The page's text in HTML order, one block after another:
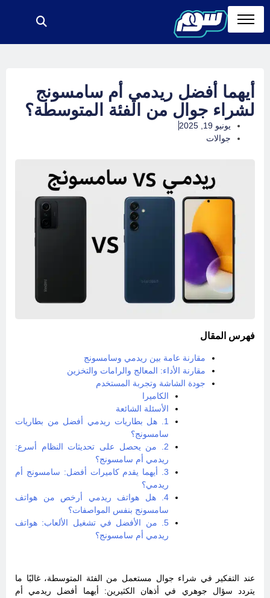
أيهما أفضل ريدمي أم سامسونج
لشراء جوال من الفئة المتوسطة؟
يونيو 19, 2025
جوالات
فهرس المقال
مقارنة عامة بين ريدمي وسامسونج
مقارنة الأداء: المعالج والرامات والتخزين
جودة الشاشة وتجربة المستخدم
الكاميرا
الأسئلة الشائعة
1. هل بطاريات ريدمي أفضل من بطاريات
سامسونج؟
2. من يحصل على تحديثات النظام أسرع:
ريدمي أم سامسونج؟
3. أيهما يقدم كاميرات أفضل: سامسونج أم
ريدمي؟
4. هل هواتف ريدمي أرخص من هواتف
سامسونج بنفس المواصفات؟
5. من الأفضل في تشغيل الألعاب: هواتف
ريدمي أم سامسونج؟
عند التفكير في شراء جوال مستعمل من الفئة المتوسطة، غالبًا ما
يتردد سؤال جوهري في أذهان الكثيرين: أيهما أفضل ريدمي أم